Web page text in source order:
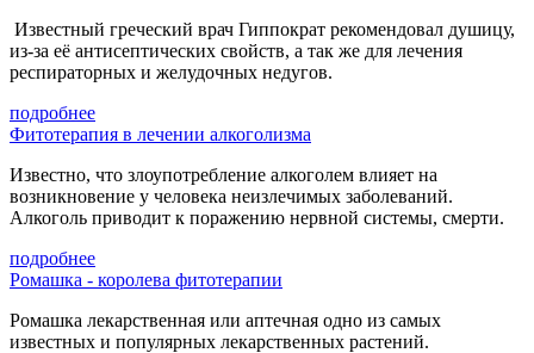
Известный греческий врач Гиппократ рекомендовал душицу,
из-за её антисептических свойств, а так же для лечения
респираторных и желудочных недугов.
подробнее
Фитотерапия в лечении алкоголизма
Известно, что злоупотребление алкоголем влияет на
возникновение у человека неизлечимых заболеваний.
Алкоголь приводит к поражению нервной системы, смерти.
подробнее
Ромашка - королева фитотерапии
Ромашка лекарственная или аптечная одно из самых
известных и популярных лекарственных растений.